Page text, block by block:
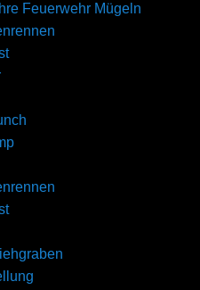
Feuerwehr Mügeln